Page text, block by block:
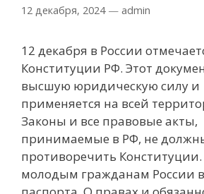
12 декабря, 2024 — admin
12 декабря в России
Конституции РФ. Этот
высшую юридическую силу и
применяется на всей
Законы и все правовые акты,
принимаемые в РФ, не
противоречить Конституции.
молодым гражданам России